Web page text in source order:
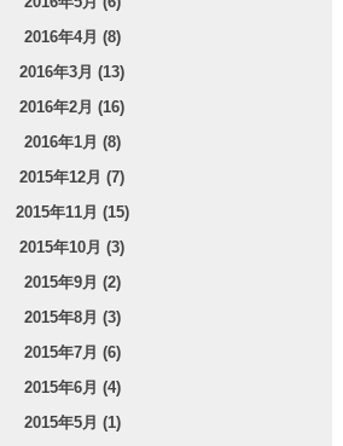
2016年4月 (8)
2016年3月 (13)
2016年2月 (16)
2016年1月 (8)
2015年12月 (7)
2015年11月 (15)
2015年10月 (3)
2015年9月 (2)
2015年8月 (3)
2015年7月 (6)
2015年6月 (4)
2015年5月 (1)